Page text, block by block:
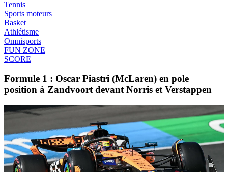
Tennis
Sports moteurs
Basket
Athlétisme
Omnisports
FUN ZONE
SCORE
Formule 1 : Oscar Piastri (McLaren) en pole
position à Zandvoort devant Norris et Verstappen